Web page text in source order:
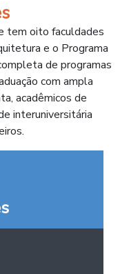
tem oito faculdades
e o Programa
de programas
com ampla
acadêmicos de
interuniversitária